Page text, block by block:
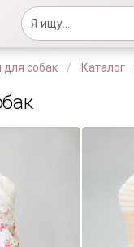
для собак Каталог